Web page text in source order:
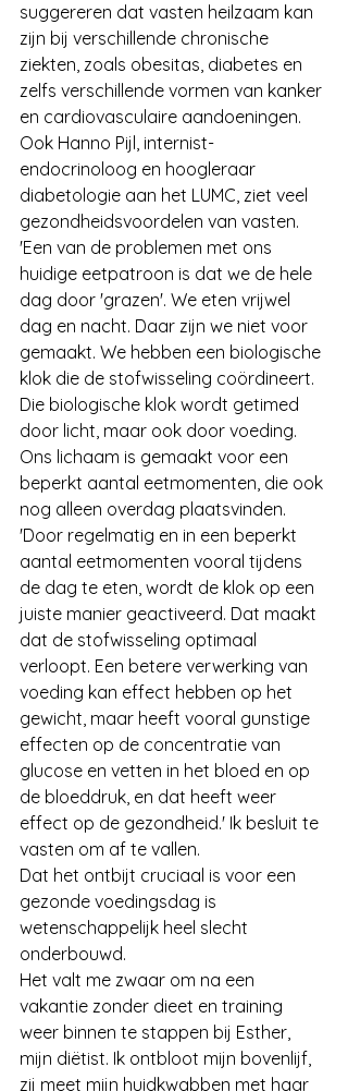
suggereren dat vasten heilzaam kan
zijn bij verschillende chronische
ziekten, zoals obesitas, diabetes en
zelfs verschillende vormen van kanker
en cardiovasculaire aandoeningen.
Ook Hanno Pijl, internist-
endocrinoloog en hoogleraar
diabetologie aan het LUMC, ziet veel
gezondheidsvoordelen van vasten.
'Een van de problemen met ons
huidige eetpatroon is dat we de hele
dag door 'grazen'. We eten vrijwel
dag en nacht. Daar zijn we niet voor
gemaakt. We hebben een biologische
klok die de stofwisseling coördineert.
Die biologische klok wordt getimed
door licht, maar ook door voeding.
Ons lichaam is gemaakt voor een
beperkt aantal eetmomenten, die ook
nog alleen overdag plaatsvinden.
'Door regelmatig en in een beperkt
aantal eetmomenten vooral tijdens
de dag te eten, wordt de klok op een
juiste manier geactiveerd. Dat maakt
dat de stofwisseling optimaal
verloopt. Een betere verwerking van
voeding kan effect hebben op het
gewicht, maar heeft vooral gunstige
effecten op de concentratie van
glucose en vetten in het bloed en op
de bloeddruk, en dat heeft weer
effect op de gezondheid.' Ik besluit te
vasten om af te vallen.
Dat het ontbijt cruciaal is voor een
gezonde voedingsdag is
wetenschappelijk heel slecht
onderbouwd.
Het valt me zwaar om na een
vakantie zonder dieet en training
weer binnen te stappen bij Esther,
mijn diëtist. Ik ontbloot mijn bovenlijf,
zij meet mijn huidkwabben met haar